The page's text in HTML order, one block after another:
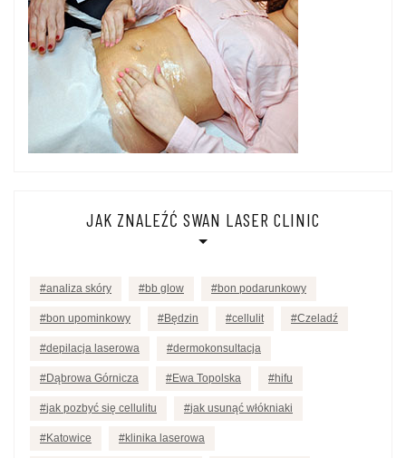
JAK ZNALEŹĆ SWAN LASER CLINIC
analiza skóry bb glow bon podarunkowy
bon upominkowy Będzin cellulit Czeladź
depilacja laserowa dermokonsultacja
Dąbrowa Górnicza Ewa Topolska hifu
jak pozbyć się cellulitu jak usunąć włókniaki
Katowice klinika laserowa